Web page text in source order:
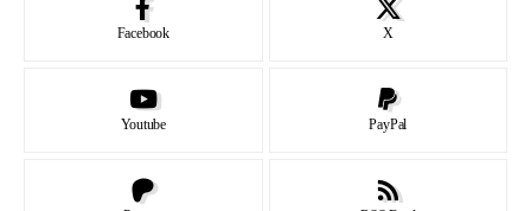
Facebook X
Youtube PayPal